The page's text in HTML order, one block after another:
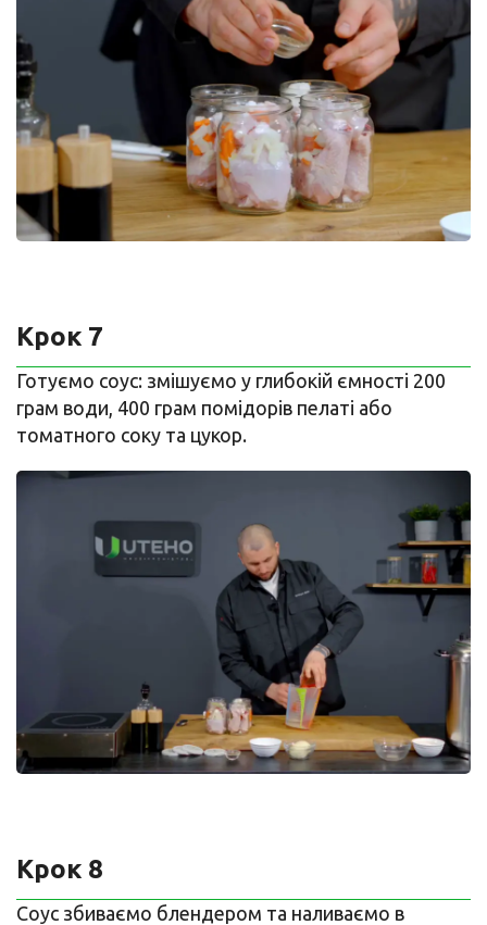
Крок 7
Готуємо соус: змішуємо у глибокій ємності 200
грам води, 400 грам помідорів пелаті або
томатного соку та цукор.
Крок 8
Соус збиваємо блендером та наливаємо в